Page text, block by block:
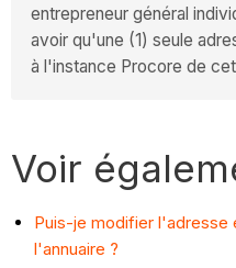
entrepreneur général
avoir qu'une (1) seule
à l'instance Procore de
Voir
Puis-je modifier l'adresse
l'annuaire ?